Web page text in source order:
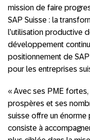
mission de faire
SAP Suisse : la
l’utilisation productive
développement
positionnement de
pour les entreprises
« Avec ses PME
prospères et ses
suisse offre un
consiste à